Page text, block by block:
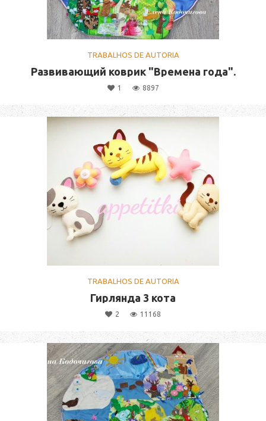
TRABALHOS DE AUTORIA
Развивающий коврик "Времена года".
1 8897
TRABALHOS DE AUTORIA
Гирлянда 3 кота
2 11168